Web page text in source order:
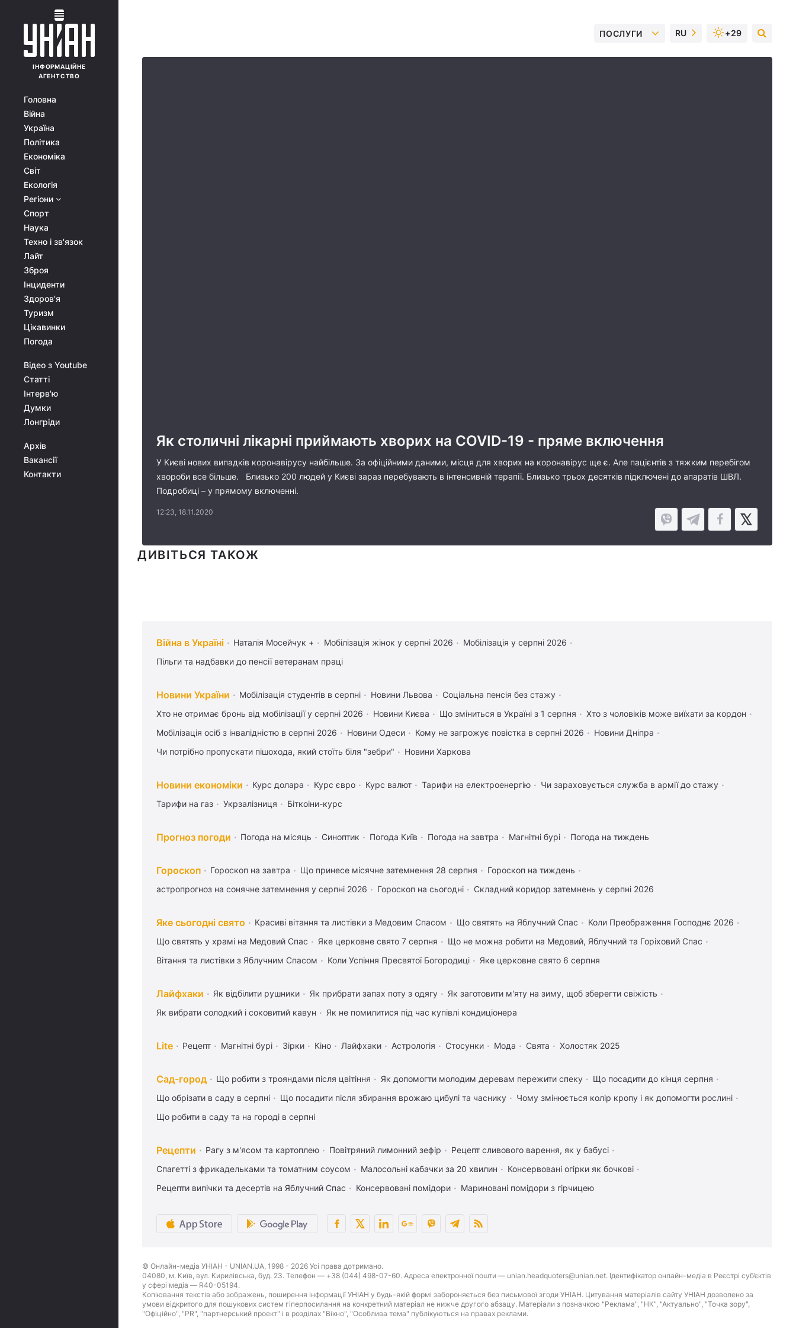
ІНФОРМАЦІЙНЕ
АГЕНТСТВО
Головна
Війна
Україна
Політика
Економіка
Світ
Екологія
Регіони
Спорт
Наука
Техно і зв'язок
Лайт
Зброя
Інциденти
Здоров'я
Туризм
Цікавинки
Погода
Відео з Youtube
Статті
Інтерв'ю
Думки
Лонгріди
Архів
Вакансії
Контакти
ПОСЛУГИ RU +29
Як столичні лікарні приймають хворих на COVID-19 - пряме включення
У Києві нових випадків коронавірусу найбільше. За офіційними даними, місця для хворих на коронавірус ще є. Але пацієнтів з тяжким перебігом
хвороби все більше. Близько 200 людей у Києві зараз перебувають в інтенсивній терапії. Близько трьох десятків підключені до апаратів ШВЛ.
Подробиці – у прямому включенні.
12:23, 18.11.2020
ДИВІТЬСЯ ТАКОЖ
Війна в Україні Наталія Мосейчук + Мобілізація жінок у серпні 2026
Мобілізація у серпні 2026
Пільги та надбавки до пенсії ветеранам праці
Новини України Мобілізація студентів в серпні Новини Львова
Соціальна пенсія без стажу
Хто не отримає бронь від мобілізації у серпні 2026
Новини Києва Що зміниться в Україні з 1 серпня
Хто з чоловіків може виїхати за кордон
Мобілізація осіб з інвалідністю в серпні 2026
Новини Одеси Кому не загрожує повістка в серпні 2026
Новини Дніпра
Чи потрібно пропускати пішохода, який стоїть біля "зебри"
Новини Харкова
Новини економіки Курс долара Курс євро Курс валют Тарифи на електроенергію
Чи зараховується служба в армії до стажу
Тарифи на газ
Укрзалізниця Біткоіни-курс
Прогноз погоди Погода на місяць Синоптик Погода Київ Погода на завтра Магнітні бурі Погода на тиждень
Гороскоп Гороскоп на завтра Що принесе місячне затемнення 28 серпня
Гороскоп на тиждень
астропрогноз на сонячне затемнення у серпні 2026
Гороскоп на сьогодні Складний коридор затемнень у серпні 2026
Яке сьогодні свято Красиві вітання та листівки з Медовим Спасом Що святять на Яблучний Спас
Коли Преображення Господнє 2026
Що святять у храмі на Медовий Спас
Яке церковне свято 7 серпня
Що не можна робити на Медовий, Яблучний та Горіховий Спас
Вітання та листівки з Яблучним Спасом
Коли Успіння Пресвятої Богородиці Яке церковне свято 6 серпня
Лайфхаки Як відбілити рушники Як прибрати запах поту з одягу
Як заготовити м'яту на зиму, щоб зберегти свіжість
Як вибрати солодкий і соковитий кавун
Як не помилитися під час купівлі кондиціонера
Lite Рецепт Магнітні бурі Зірки Кіно Лайфхаки Астрологія Стосунки Мода Свята Холостяк 2025
Сад-город Що робити з трояндами після цвітіння Як допомогти молодим деревам пережити спеку
Що посадити до кінця серпня
Що обрізати в саду в серпні
Що посадити після збирання врожаю цибулі та часнику
Чому змінюється колір кропу і як допомогти рослині
Що робити в саду та на городі в серпні
Рецепти Рагу з м'ясом та картоплею Повітряний лимонний зефір
Рецепт сливового варення, як у бабусі
Спагетті з фрикадельками та томатним соусом
Малосольні кабачки за 20 хвилин
Консервовані огірки як бочкові
Рецепти випічки та десертів на Яблучний Спас
Консервовані помідори Мариновані помідори з гірчицею
© Онлайн-медіа УНІАН - UNIAN.UA, 1998 - 2026 Усі права дотримано.
04080, м. Київ, вул. Кирилівська, буд. 23. Телефон — +38 (044) 498-07-60. Адреса електронної пошти — unian.headquoters@unian.net. Ідентифікатор онлайн-медіа в Реєстрі суб’єктів
у сфері медіа — R40-05194.
Копіювання текстів або зображень, поширення інформації УНІАН у будь-якій формі забороняється без письмової згоди УНІАН. Цитування матеріалів сайту УНІАН дозволено за
умови відкритого для пошукових систем гіперпосилання на конкретний матеріал не нижче другого абзацу. Матеріали з позначкою "Реклама", "НК", "Актуально", "Точка зору",
"Офіційно", "PR", "партнерський проект" і в розділах "Вікно", "Особлива тема" публікуються на правах реклами.